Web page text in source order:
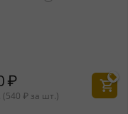
₽
(540 ₽ за шт.)